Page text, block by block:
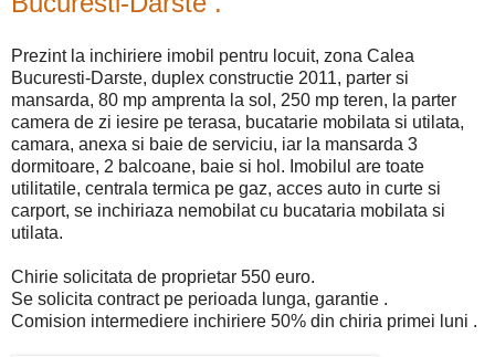
Prezint la inchiriere imobil pentru locuit, zona Calea
Bucuresti-Darste, duplex constructie 2011, parter si
mansarda, 80 mp amprenta la sol, 250 mp teren, la parter
camera de zi iesire pe terasa, bucatarie mobilata si utilata,
camara, anexa si baie de serviciu, iar la mansarda 3
dormitoare, 2 balcoane, baie si hol. Imobilul are toate
utilitatile, centrala termica pe gaz, acces auto in curte si
carport, se inchiriaza nemobilat cu bucataria mobilata si
utilata.
Chirie solicitata de proprietar 550 euro.
Se solicita contract pe perioada lunga, garantie .
Comision intermediere inchiriere 50% din chiria primei luni .